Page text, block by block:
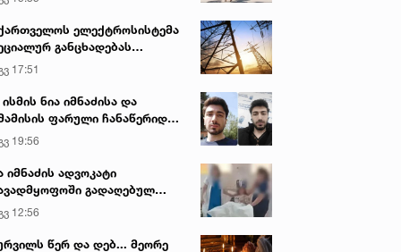
ელექტროსისტემა
განცხადებას
17:51
ნია იმნაძისა და
ფარული ჩანაწერიდან
ავალიანის მკვლელობის
19:56
იმნაძის ადვოკატი
გადაღებულ
ავრცელებს
12:56
წერ და დებ... მეორე